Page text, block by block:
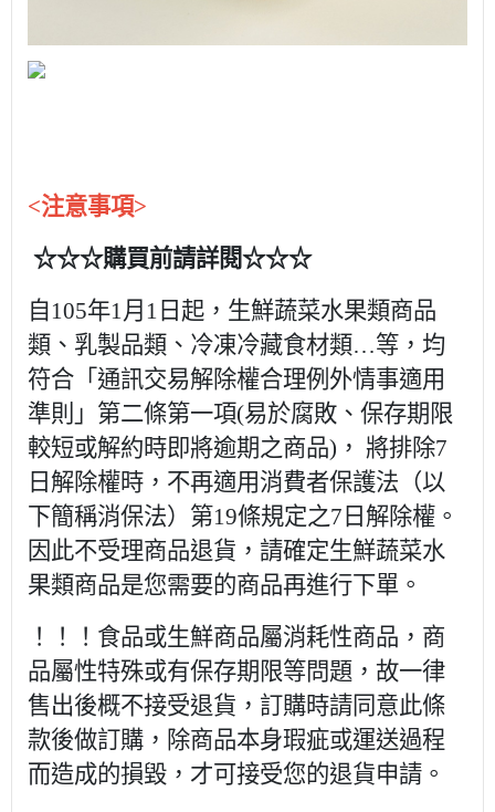
<注意事項>
☆☆☆購買前請詳閱☆☆☆
自105年1月1日起，生鮮蔬菜水果類商品
類、乳製品類、冷凍冷藏食材類…等，均
符合「通訊交易解除權合理例外情事適用
準則」第二條第一項(易於腐敗、保存期限
較短或解約時即將逾期之商品)， 將排除7
日解除權時，不再適用消費者保護法（以
下簡稱消保法）第19條規定之7日解除權。
因此不受理商品退貨，請確定生鮮蔬菜水
果類商品是您需要的商品再進行下單。
！！！食品或生鮮商品屬消耗性商品，商
品屬性特殊或有保存期限等問題，故一律
售出後概不接受退貨，訂購時請同意此條
款後做訂購，除商品本身瑕疵或運送過程
而造成的損毀，才可接受您的退貨申請。